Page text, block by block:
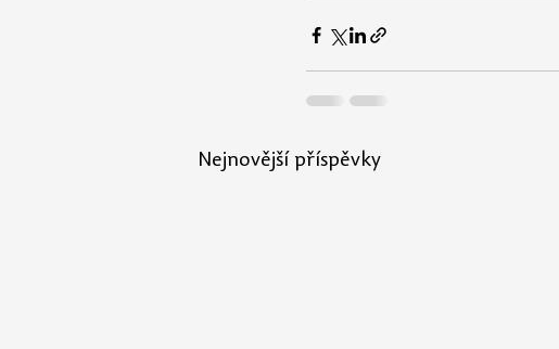
Nejnovější příspěvky